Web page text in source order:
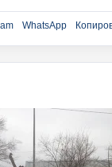
WhatsApp